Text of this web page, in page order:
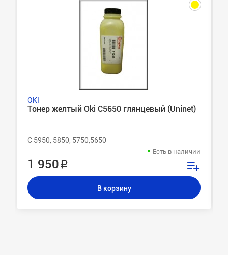
OKI
Тонер желтый Oki C5650 глянцевый (Uninet)
C 5950, 5850, 5750,5650
Есть в наличии
1 950 ₽
В корзину